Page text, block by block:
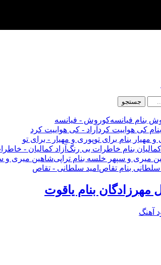
جستجو
کوروش - فیانسه
آراد - کی هواییت کرد
پوری و مهیار - برای تو
آزاد کمالیان -
شاهین میری و
امید سلطانی - تقاص
مهرزادگان بنام یاقوت
آهنگ